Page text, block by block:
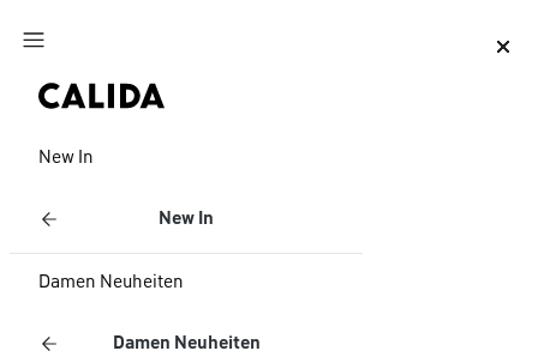
Zum Hauptinhalt springen
New In
New In
Damen Neuheiten
Damen Neuheiten